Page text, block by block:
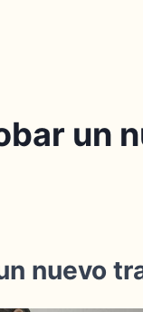
un
nuevo